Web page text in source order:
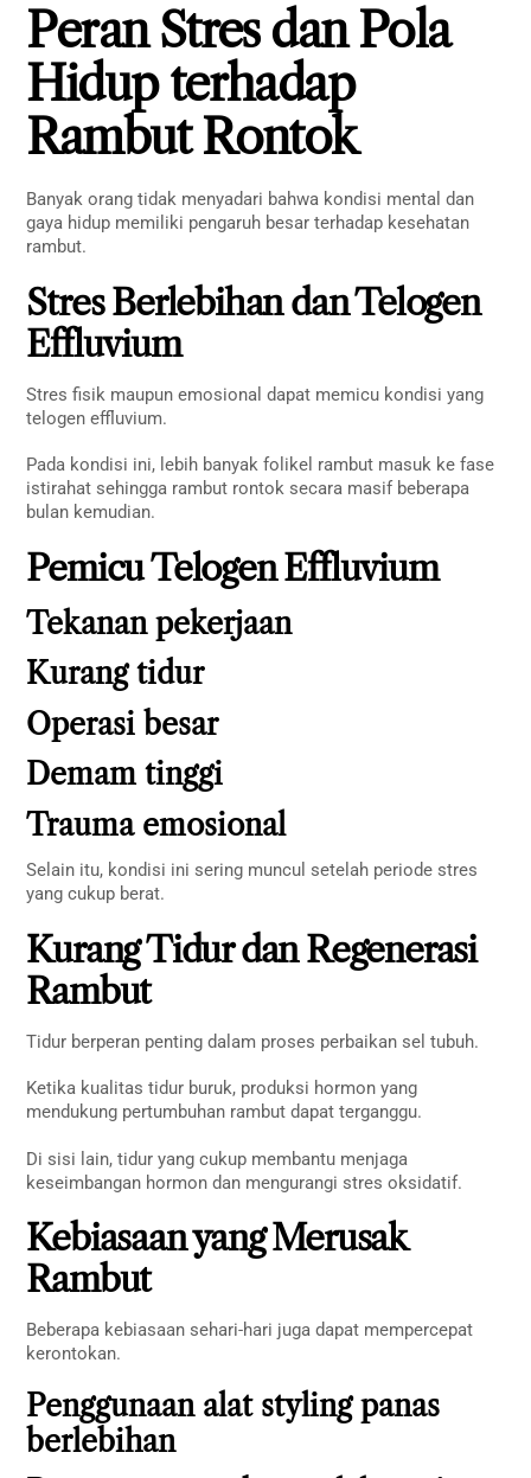
Peran Stres dan Pola
Hidup terhadap
Rambut Rontok
Banyak orang tidak menyadari bahwa kondisi mental dan
gaya hidup memiliki pengaruh besar terhadap kesehatan
rambut.
Stres Berlebihan dan Telogen
Effluvium
Stres fisik maupun emosional dapat memicu kondisi yang
telogen effluvium.
Pada kondisi ini, lebih banyak folikel rambut masuk ke fase
istirahat sehingga rambut rontok secara masif beberapa
bulan kemudian.
Pemicu Telogen Effluvium
Tekanan pekerjaan
Kurang tidur
Operasi besar
Demam tinggi
Trauma emosional
Selain itu, kondisi ini sering muncul setelah periode stres
yang cukup berat.
Kurang Tidur dan Regenerasi
Rambut
Tidur berperan penting dalam proses perbaikan sel tubuh.
Ketika kualitas tidur buruk, produksi hormon yang
mendukung pertumbuhan rambut dapat terganggu.
Di sisi lain, tidur yang cukup membantu menjaga
keseimbangan hormon dan mengurangi stres oksidatif.
Kebiasaan yang Merusak
Rambut
Beberapa kebiasaan sehari-hari juga dapat mempercepat
kerontokan.
Penggunaan alat styling panas
berlebihan